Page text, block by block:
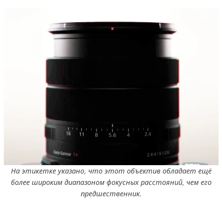
На этикетке указано, что этот объектив обладает ещё
более широким диапазоном фокусных расстояний, чем его
предшественник.